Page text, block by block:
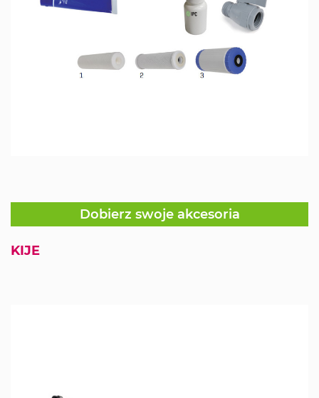
Dobierz swoje akcesoria
KIJE